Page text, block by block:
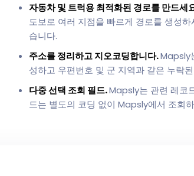
자동차 및 트럭용 최적화된 경로를 만드세
도보로 여러 지점을 빠르게 경로를 생성
습니다.
주소를 정리하고 지오코딩합니다.Mapsly
성하고 우편번호 및 군 지역과 같은 누락
다중 선택 조회 필드.Mapsly는 관련 레코
드는 별도의 코딩 없이 Mapsly에서 조회